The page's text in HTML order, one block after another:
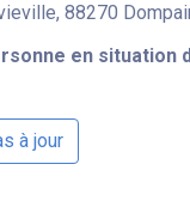
88270
en situation
à jour